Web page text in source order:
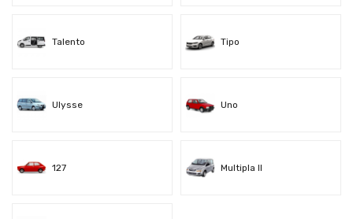
Talento Tipo
Ulysse Uno
127 Multipla II